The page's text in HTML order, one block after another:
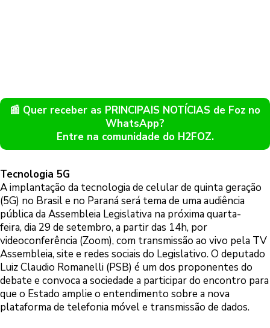
📰 Quer receber as PRINCIPAIS NOTÍCIAS de Foz no
WhatsApp?
Entre na comunidade do H2FOZ.
Tecnologia 5G
A implantação da tecnologia de celular de quinta geração
(5G) no Brasil e no Paraná será tema de uma audiência
pública da Assembleia Legislativa na próxima quarta-
feira, dia 29 de setembro, a partir das 14h, por
videoconferência (Zoom), com transmissão ao vivo pela TV
Assembleia, site e redes sociais do Legislativo. O deputado
Luiz Claudio Romanelli (PSB) é um dos proponentes do
debate e convoca a sociedade a participar do encontro para
que o Estado amplie o entendimento sobre a nova
plataforma de telefonia móvel e transmissão de dados.